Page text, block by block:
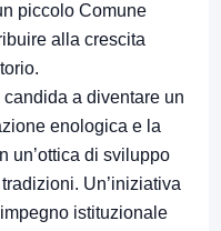
piccolo Comune
alla crescita
a diventare un
enologica e la
un’ottica di sviluppo
Un’iniziativa
istituzionale